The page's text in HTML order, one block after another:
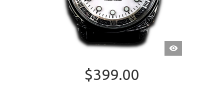
VISTA
RÁPIDA
$399.00